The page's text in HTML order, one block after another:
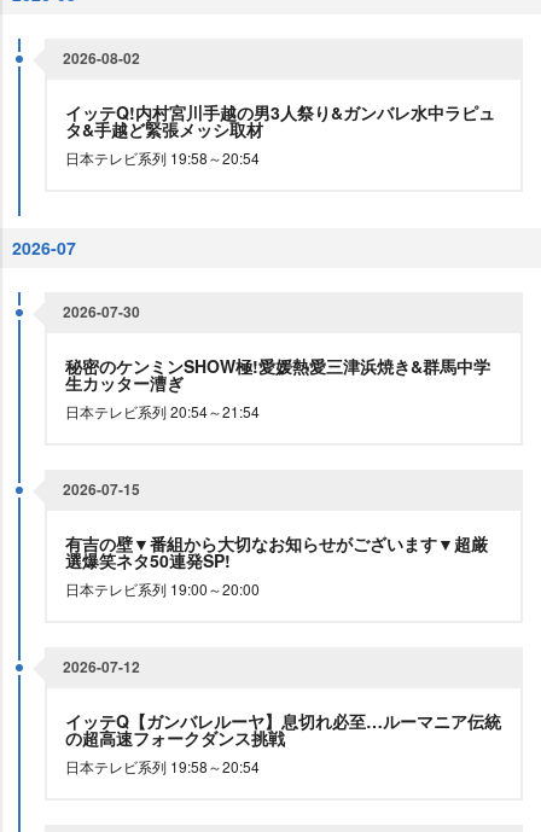
2026-08-02
イッテQ!内村宮川手越の男3人祭り&ガンバレ水中ラピュ
タ&手越ど緊張メッシ取材
日本テレビ系列 19:58～20:54
2026-07
2026-07-30
秘密のケンミンSHOW極!愛媛熱愛三津浜焼き&群馬中学
生カッター漕ぎ
日本テレビ系列 20:54～21:54
2026-07-15
有吉の壁▼番組から大切なお知らせがございます▼超厳
選爆笑ネタ50連発SP!
日本テレビ系列 19:00～20:00
2026-07-12
イッテQ【ガンバレルーヤ】息切れ必至…ルーマニア伝統
の超高速フォークダンス挑戦
日本テレビ系列 19:58～20:54